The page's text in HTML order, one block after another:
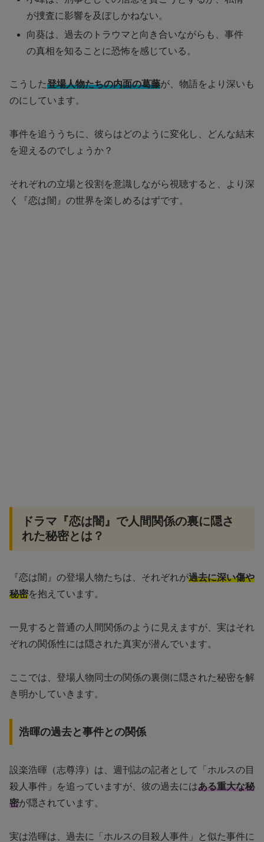
が捜査に影響を及ぼしかねない。
向葵は、過去のトラウマと向き合いながらも、事件
の真相を知ることに恐怖を感じている。
こうした登場人物たちの内面の葛藤が、物語をより深いも
のにしています。
事件を追ううちに、彼らはどのように変化し、どんな結末
を迎えるのでしょうか？
それぞれの立場と役割を意識しながら視聴すると、より深
く『恋は闇』の世界を楽しめるはずです。
ドラマ『恋は闇』で人間関係の裏に隠さ
れた秘密とは？
『恋は闇』の登場人物たちは、それぞれが過去に深い傷や
秘密を抱えています。
一見すると普通の人間関係のように見えますが、実はそれ
ぞれの関係性には隠された真実が潜んでいます。
ここでは、登場人物同士の関係の裏側に隠された秘密を解
き明かしていきます。
浩暉の過去と事件との関係
設楽浩暉（志尊淳）は、週刊誌の記者として「ホルスの目
殺人事件」を追っていますが、彼の過去にはある重大な秘
密が隠されています。
実は浩暉は、過去に「ホルスの目殺人事件」と似た事件に